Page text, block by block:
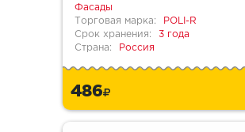
Фасады
Торговая марка:
POLI-R
Срок хранения:
3 года
Страна:
Россия
486